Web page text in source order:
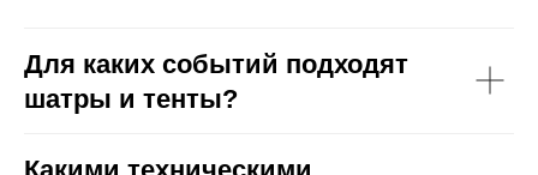
Для каких событий подходят
шатры и тенты?